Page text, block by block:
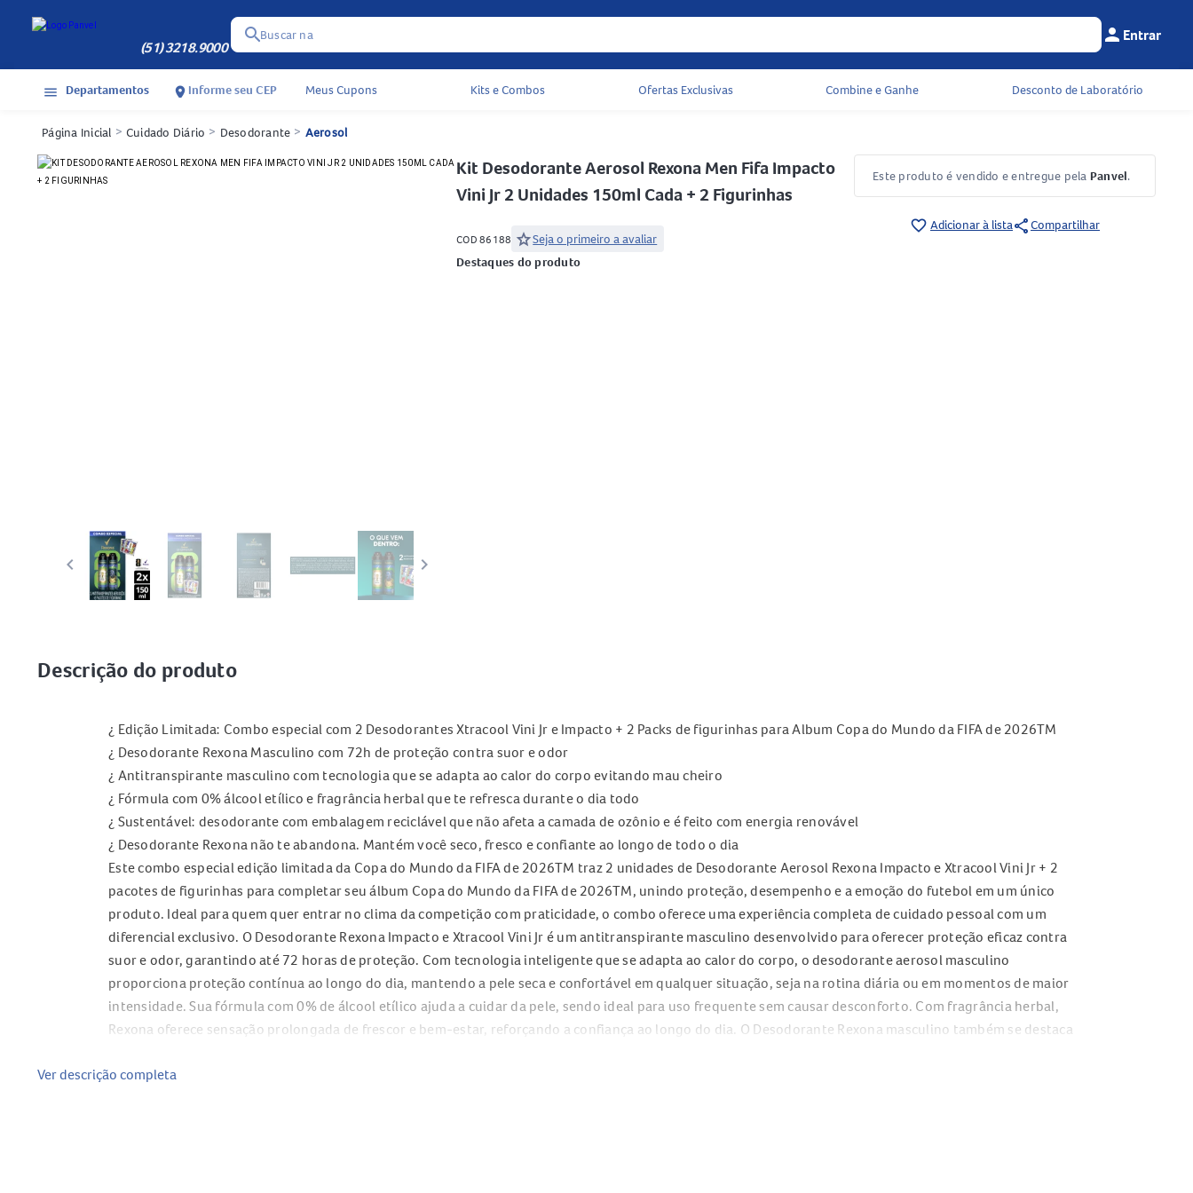
(51) 3218.9000
searchBuscar na Menu do
person Entrar
Acessos rápidos do cabeçalho
menu Departamentos location_on Informe seu CEP Meus Cupons Kits e Combos Ofertas Exclusivas Combine e Ganhe Desconto de Laboratório
Página Inicial > Cuidado Diário > Desodorante > Aerosol
keyboard_arrow_left keyboard_arrow_right
Kit Desodorante Aerosol Rexona Men Fifa Impacto
Vini Jr 2 Unidades 150ml Cada + 2 Figurinhas
COD 86188 starSeja o primeiro a avaliar
Destaques do produto
Este produto é vendido e entregue pela Panvel.
favorite_border Adicionar à listashareCompartilhar
Descrição do produto
¿ Edição Limitada: Combo especial com 2 Desodorantes Xtracool Vini Jr e Impacto + 2 Packs de figurinhas para Album Copa do Mundo da FIFA de 2026TM
¿ Desodorante Rexona Masculino com 72h de proteção contra suor e odor
¿ Antitranspirante masculino com tecnologia que se adapta ao calor do corpo evitando mau cheiro
¿ Fórmula com 0% álcool etílico e fragrância herbal que te refresca durante o dia todo
¿ Sustentável: desodorante com embalagem reciclável que não afeta a camada de ozônio e é feito com energia renovável
¿ Desodorante Rexona não te abandona. Mantém você seco, fresco e confiante ao longo de todo o dia
Este combo especial edição limitada da Copa do Mundo da FIFA de 2026TM traz 2 unidades de Desodorante Aerosol Rexona Impacto e Xtracool Vini Jr + 2
pacotes de figurinhas para completar seu álbum Copa do Mundo da FIFA de 2026TM, unindo proteção, desempenho e a emoção do futebol em um único
produto. Ideal para quem quer entrar no clima da competição com praticidade, o combo oferece uma experiência completa de cuidado pessoal com um
diferencial exclusivo. O Desodorante Rexona Impacto e Xtracool Vini Jr é um antitranspirante masculino desenvolvido para oferecer proteção eficaz contra
suor e odor, garantindo até 72 horas de proteção. Com tecnologia inteligente que se adapta ao calor do corpo, o desodorante aerosol masculino
proporciona proteção contínua ao longo do dia, mantendo a pele seca e confortável em qualquer situação, seja na rotina diária ou em momentos de maior
intensidade. Sua fórmula com 0% de álcool etílico ajuda a cuidar da pele, sendo ideal para uso frequente sem causar desconforto. Com fragrância herbal,
Rexona oferece sensação prolongada de frescor e bem-estar, reforçando a confiança ao longo do dia. O Desodorante Rexona masculino também se destaca
e aproveite a edição limitada da Copa do Mundo da FIFA de 2026TM.
Ver descrição completa